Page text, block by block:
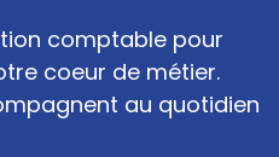
comptable pour
coeur de métier.
au quotidien